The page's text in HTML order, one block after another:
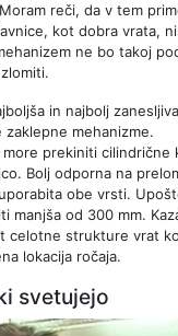
reči, da v tem
kot dobra vrata,
ne bo takoj
in najbolj
zaklepne mehanizme.
prekiniti cilindrične
Bolj odporna na
obe vrsti.
manjša od 300 mm.
celotne strukture vrat
lokacija ročaja.
svetujejo